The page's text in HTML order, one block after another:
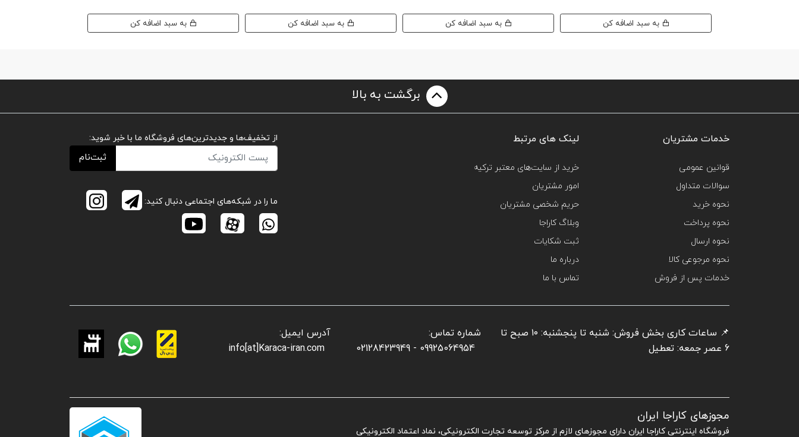
به سبد اضافه کن به سبد اضافه کن به سبد اضافه کن به سبد اضافه کن
برگشت به بالا
خدمات مشتریان
قوانین عمومی
سوالات متداول
نحوه خرید
نحوه پرداخت
نحوه ارسال
نحوه مرجوعی کالا
خدمات پس از فروش
لینک های مرتبط
خرید از سایت‌های معتبر ترکیه
امور مشتریان
حریم شخصی مشتریان
وبلاگ کاراجا
ثبت شکایات
درباره ما
تماس با ما
از تخفیف‌ها و جدیدترین‌های فروشگاه ما با خبر شوید:
ثبت‌نام
ما را در شبکه‌های اجتماعی دنبال کنید:
📌 ساعات کاری بخش فروش: شنبه تا پنجشنبه: ۱۰ صبح تا
6 عصر جمعه: تعطیل
شماره تماس:
09925064954 - 02128423949
آدرس ایمیل:
info[at]Karaca-iran.com
مجوزهای کاراجا ایران
فروشگاه اینترنتی کاراجا ایران دارای مجوزهای لازم از مرکز توسعه تجارت الکترونیکی، نماد اعتماد الکترونیکی